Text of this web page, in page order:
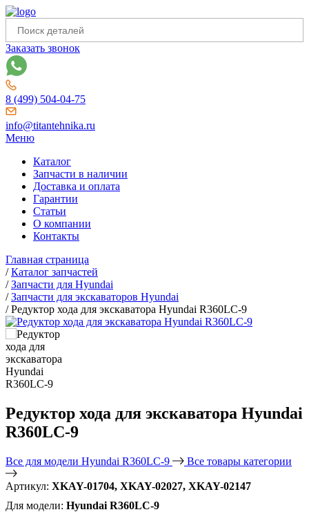
Заказать звонок
8 (499) 504-04-75
info@titantehnika.ru
Меню
Каталог
Запчасти в наличии
Доставка и оплата
Гарантии
Статьи
О компании
Контакты
Главная страница
/Каталог запчастей
/Запчасти для Hyundai
/Запчасти для экскаваторов Hyundai
/Редуктор хода для экскаватора Hyundai R360LC-9
Редуктор хода для экскаватора Hyundai
R360LC-9
Все для модели Hyundai R360LC-9 Все товары категории
Артикул: XKAY-01704, XKAY-02027, XKAY-02147
Для модели: Hyundai R360LC-9